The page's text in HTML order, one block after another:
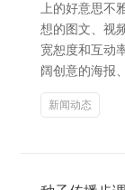
上的好意思不
想的图文、视
宽恕度和互动
阔创意的海报
新闻动态